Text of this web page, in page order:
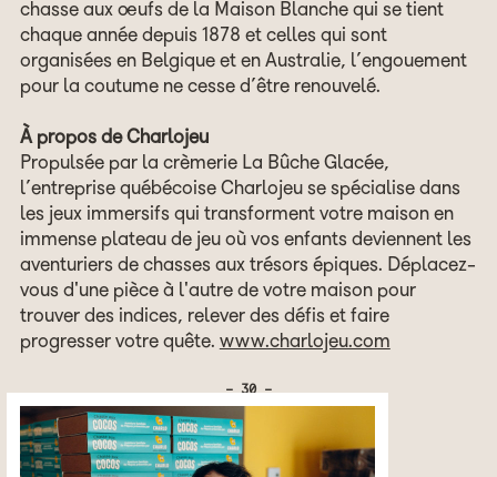
chasse aux œufs de la Maison Blanche qui se tient
chaque année depuis 1878 et celles qui sont
organisées en Belgique et en Australie, l’engouement
pour la coutume ne cesse d’être renouvelé.
À propos de Charlojeu
Propulsée par la crèmerie La Bûche Glacée,
l’entreprise québécoise Charlojeu se spécialise dans
les jeux immersifs qui transforment votre maison en
immense plateau de jeu où vos enfants deviennent les
aventuriers de chasses aux trésors épiques. Déplacez-
vous d'une pièce à l'autre de votre maison pour
trouver des indices, relever des défis et faire
progresser votre quête. www.charlojeu.com
- 30 -